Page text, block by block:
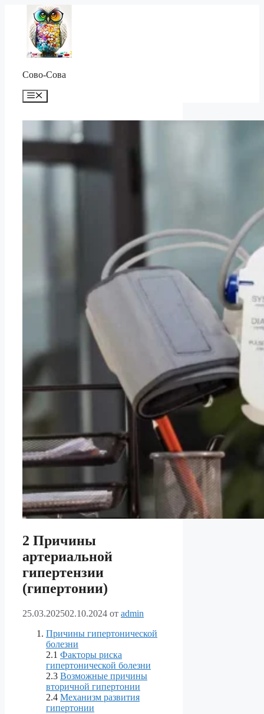
Перейти
содержимому
Сово-Сова
Меню
2 Причины
артериальной
гипертензии
(гипертонии)
25.03.202502.10.2024 от admin
Причины гипертонической
болезни
2.1 Факторы риска
гипертонической болезни
2.3 Возможные причины
вторичной гипертонии
2.4 Механизм развития
гипертонии